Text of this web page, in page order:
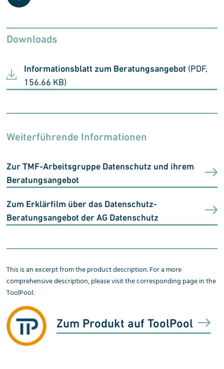
Downloads
Informationsblatt zum Beratungsangebot (PDF,
156.66 KB)
Weiterführende Informationen
Zur TMF-Arbeitsgruppe Datenschutz und ihrem
Beratungsangebot
Zum Erklärfilm über das Datenschutz-
Beratungsangebot der AG Datenschutz
This is an excerpt from the product description. For a more
comprehensive description, please visit the corresponding page in the
ToolPool:
Zum Produkt auf ToolPool